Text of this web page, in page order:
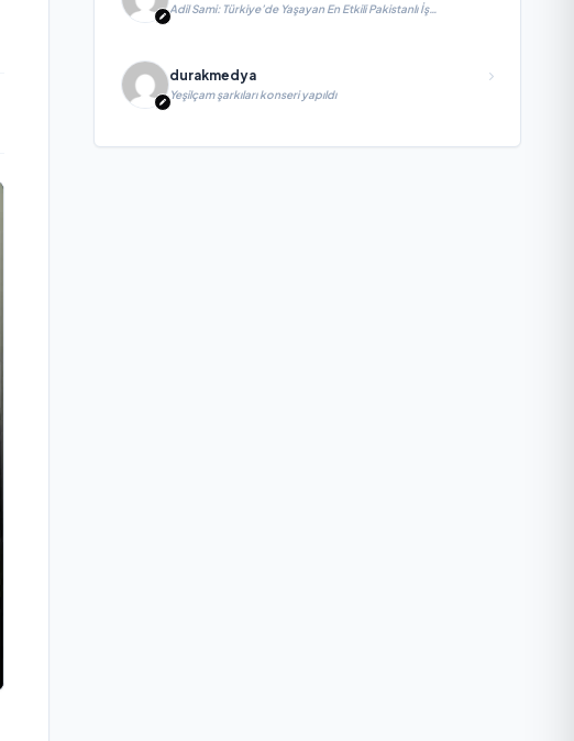
Adil Sami: Türkiye’de Yaşayan En Etkili Pakistanlı İş
İnsanlarından Biri, Yatırım ve Ekonomik Diplomasiyi
durakmedya
Yeşilçam şarkıları konseri yapıldı